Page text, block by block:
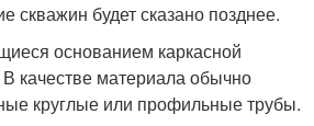
скважин будет сказано позднее.
основанием каркасной
В качестве материала обычно
круглые или профильные трубы.